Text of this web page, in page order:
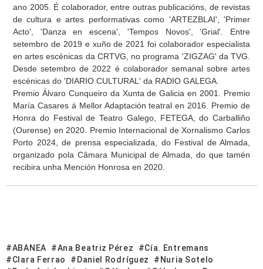
ano 2005. É colaborador, entre outras publicacións, de revistas
de cultura e artes performativas como 'ARTEZBLAI', 'Primer
Acto', 'Danza en escena', 'Tempos Novos', 'Grial'. Entre
setembro de 2019 e xuño de 2021 foi colaborador especialista
en artes escénicas da CRTVG, no programa 'ZIGZAG' da TVG.
Desde setembro de 2022 é colaborador semanal sobre artes
escénicas do 'DIARIO CULTURAL' da RADIO GALEGA.
Premio Álvaro Cunqueiro da Xunta de Galicia en 2001. Premio
María Casares á Mellor Adaptación teatral en 2016. Premio de
Honra do Festival de Teatro Galego, FETEGA, do Carballiño
(Ourense) en 2020. Premio Internacional de Xornalismo Carlos
Porto 2024, de prensa especializada, do Festival de Almada,
organizado pola Câmara Municipal de Almada, do que tamén
recibira unha Mención Honrosa en 2020.
ABANEA Ana Beatriz Pérez
Cía. Entremans
Clara Ferrao
Daniel Rodríguez
Nuria Sotelo